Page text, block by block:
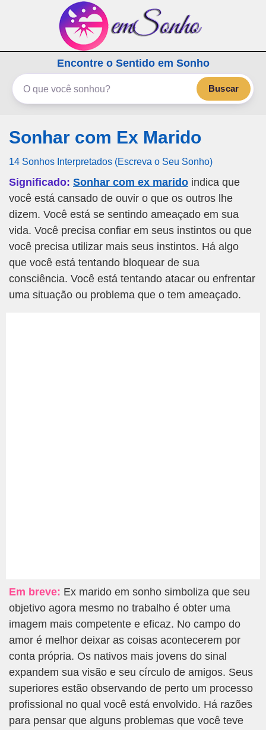
emSonho.com
Os sonhos significam mais
Encontre o Sentido em Sonho
Buscar
Sonhar com Ex Marido
14 Sonhos Interpretados (Escreva o Seu Sonho)
Significado: Sonhar com ex marido indica que
você está cansado de ouvir o que os outros lhe
dizem. Você está se sentindo ameaçado em sua
vida. Você precisa confiar em seus instintos ou que
você precisa utilizar mais seus instintos. Há algo
que você está tentando bloquear de sua
consciência. Você está tentando atacar ou enfrentar
uma situação ou problema que o tem ameaçado.
Em breve: Ex marido em sonho simboliza que seu
objetivo agora mesmo no trabalho é obter uma
imagem mais competente e eficaz. No campo do
amor é melhor deixar as coisas acontecerem por
conta própria. Os nativos mais jovens do sinal
expandem sua visão e seu círculo de amigos. Seus
superiores estão observando de perto um processo
profissional no qual você está envolvido. Há razões
para pensar que alguns problemas que você teve